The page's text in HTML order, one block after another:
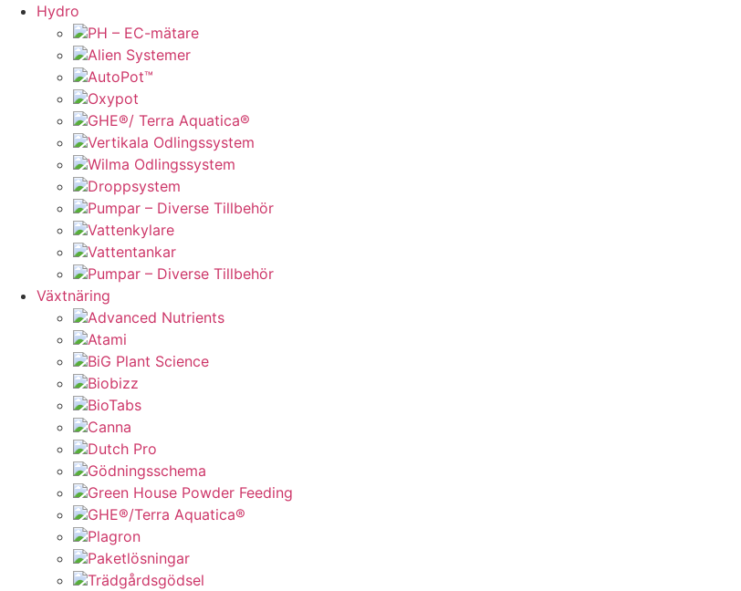
Hydro
PH – EC-mätare
Alien Systemer
AutoPot™
Oxypot
GHE®/ Terra Aquatica®
Vertikala Odlingssystem
Wilma Odlingssystem
Droppsystem
Pumpar – Diverse Tillbehör
Vattenkylare
Vattentankar
Pumpar – Diverse Tillbehör
Växtnäring
Advanced Nutrients
Atami
BiG Plant Science
Biobizz
BioTabs
Canna
Dutch Pro
Gödningsschema
Green House Powder Feeding
GHE®/Terra Aquatica®
Plagron
Paketlösningar
Trädgårdsgödsel